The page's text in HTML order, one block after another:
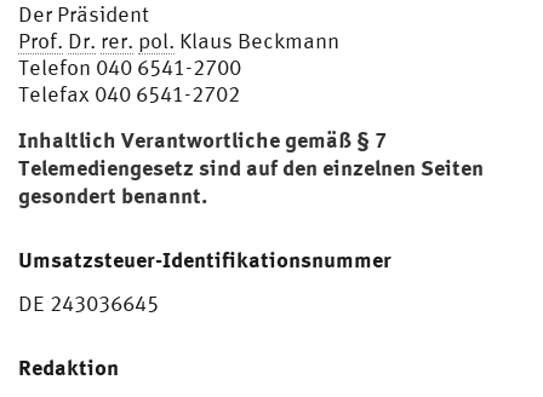
Der Präsident
Prof. Dr. rer. pol. Klaus Beckmann
Telefon 040 6541-2700
Telefax 040 6541-2702
Inhaltlich Verantwortliche gemäß § 7
Telemediengesetz sind auf den einzelnen Seiten
gesondert benannt.
Umsatzsteuer-Identifikationsnummer
DE 243036645
Redaktion